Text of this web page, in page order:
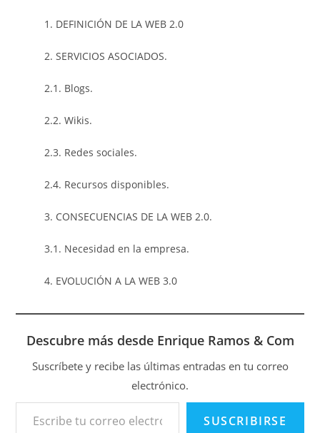
1. DEFINICIÓN DE LA WEB 2.0
2. SERVICIOS ASOCIADOS.
2.1. Blogs.
2.2. Wikis.
2.3. Redes sociales.
2.4. Recursos disponibles.
3. CONSECUENCIAS DE LA WEB 2.0.
3.1. Necesidad en la empresa.
4. EVOLUCIÓN A LA WEB 3.0
Descubre más desde Enrique Ramos & Com
Suscríbete y recibe las últimas entradas en tu correo
electrónico.
Escribe tu correo electrónico…
SUSCRIBIRSE